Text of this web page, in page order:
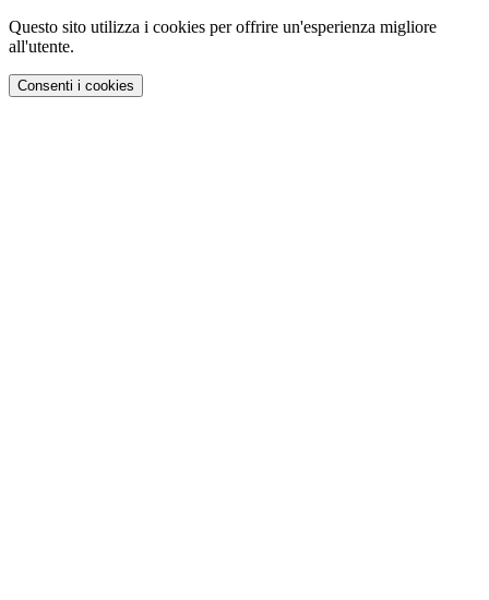
Questo sito utilizza i cookies per offrire un'esperienza migliore
all'utente.
Consenti i cookies